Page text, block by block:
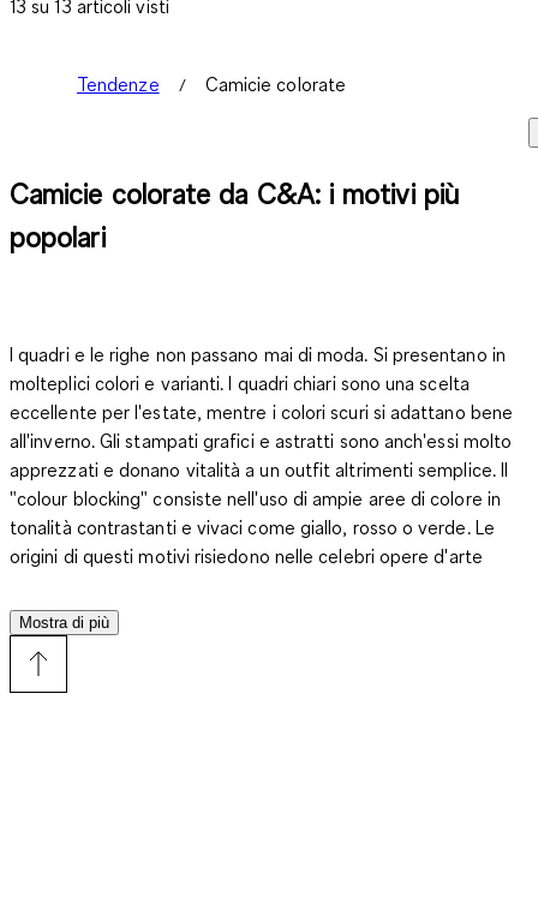
13 su 13 articoli visti
Tendenze Camicie colorate
Camicie colorate da C&A: i motivi più
popolari
I quadri e le righe non passano mai di moda. Si presentano in
molteplici colori e varianti. I quadri chiari sono una scelta
eccellente per l'estate, mentre i colori scuri si adattano bene
all'inverno. Gli stampati grafici e astratti sono anch'essi molto
apprezzati e donano vitalità a un outfit altrimenti semplice. Il
"colour blocking" consiste nell'uso di ampie aree di colore in
tonalità contrastanti e vivaci come giallo, rosso o verde. Le
origini di questi motivi risiedono nelle celebri opere d'arte
colore.​
Le camicie hawaiane stanno vivendo un vero e proprio ritorno.
Mostra di più